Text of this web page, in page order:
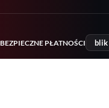
BEZPIECZNE PŁATNOŚCI blik